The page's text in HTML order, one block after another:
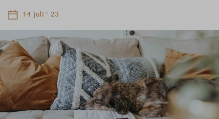
14 juli ' 23